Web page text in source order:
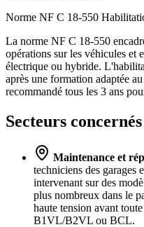
Norme NF C 18-550
La norme NF C 18-550
opérations sur les véhicules et
électrique ou hybride.
après une formation adaptée
recommandé tous les 3 ans
Secteurs
Maintenance et
techniciens des garages
intervenant sur des
plus nombreux dans le
haute tension avant
B1VL/B2VL ou BCL.